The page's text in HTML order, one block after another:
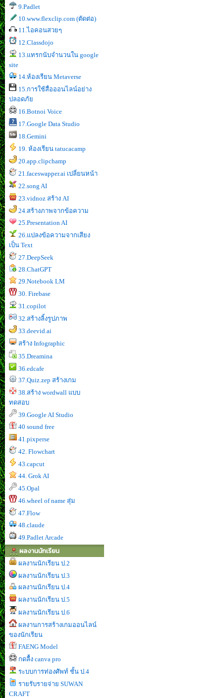
9.Padlet
10.www.flexclip.com (ตัดต่อ)
11.ไอคอนสวยๆ
12.Classdojo
13.แทรกนับจำนวนใน google
site
14.ห้องเรียน Metaverse
15.การใช้สื่อออนไลน์อย่าง
ปลอดภัย
16.Botnoi Voice
17.Google Data Studio
18.Gemini
19. ห้องเรียน tatucacamp
20.app.clipchamp
21.faceswapper.ai เปลี่ยนหน้า
22.song AI
23.vidnoz สร้าง AI
24.สร้างภาพจากข้อความ
25.Presentation AI
26.แปลงข้อความจากเสียง
เป็น Text
27.DeepSeek
28.ChatGPT
29.Notebook LM
30. Firebase
31.copilot
32.สร้างลิ้งรูปภาพ
33.deevid.ai
สร้าง Infographic
35.Dreamina
36.edcafe
37.Quiz.zep สร้างเกม
38.สร้าง wordwall แบบ
ทดสอบ
39.Google AI Studio
40 sound free
41.pixperse
42. Flowchart
43.capcut
44. Grok AI
45.Opal
46.wheel of name สุ่ม
47.Flow
48.claude
49.Padlet Arcade
ผลงานนักเรียน
ผลงานนักเรียน ป.2
ผลงานนักเรียน ป.3
ผลงานนักเรียน ป.4
ผลงานนักเรียน ป.5
ผลงานนักเรียน ป.6
ผลงานการสร้างเกมออนไลน์
ของนักเรียน
FAENG Model
กดลื้ง canva pro
ระบบการท่องศัพท์ ชั้น ป.4
รายรับรายจ่าย SUWAN
CRAFT